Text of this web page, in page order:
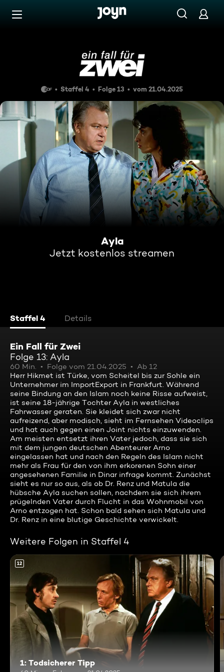
Zum Inhalt springen
Ayla
Staffel 4 Folge 13 vom 21.04.2025
Ayla
Jetzt kostenlos streamen
Staffel 4 Details
Ein Fall für Zwei
Folge 13: Ayla
60 Min. Folge vom 21.04.2025
Ab 12
Herr Hikmet ist Türke, vom Scheitel bis zur Sohle ein
Unternehmer im ImportExport in Frankfurt. Während
seine Bindung an den Islam noch keine Risse aufweist,
ist seine 18-jährige Tochter Ayla in westliches
Fahrwasser geraten. Sie kleidet sich zwar nicht
aufreizend, aber modisch, sieht im Fernsehen Videoclips
und hat auch gegen einen Joint nichts einzuwenden.
Am meisten entsetzt ihren Vater jedoch, dass sie sich
mit dem jungen deutschen Abenteurer Arno
eingelassen hat und nach den Regeln des Islam nicht
mehr als Frau für den von ihm erkorenen Sohn einer
angesehenen Familie in Dinar infrage kommt. Zunächst
sieht es nur so aus, als ob Dr. Renz und Matula die
hübsche Ayla suchen sollen, nachdem sie sich ihrem
prügelnden Vater durch Flucht in das Wohnmobil von
Arno entzogen hat. Schon bald sehen sich Matula und
Dr. Renz in eine blutige Geschichte verwickelt.
Weitere Folgen in Staffel 4
12
1: Todsicherer Tipp